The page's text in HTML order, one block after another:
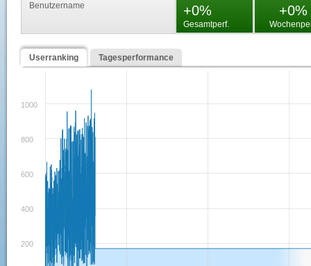
Benutzername +0%
Gesamtperf.
+0%
Userranking Tagesperformance
200
400
600
800
1000